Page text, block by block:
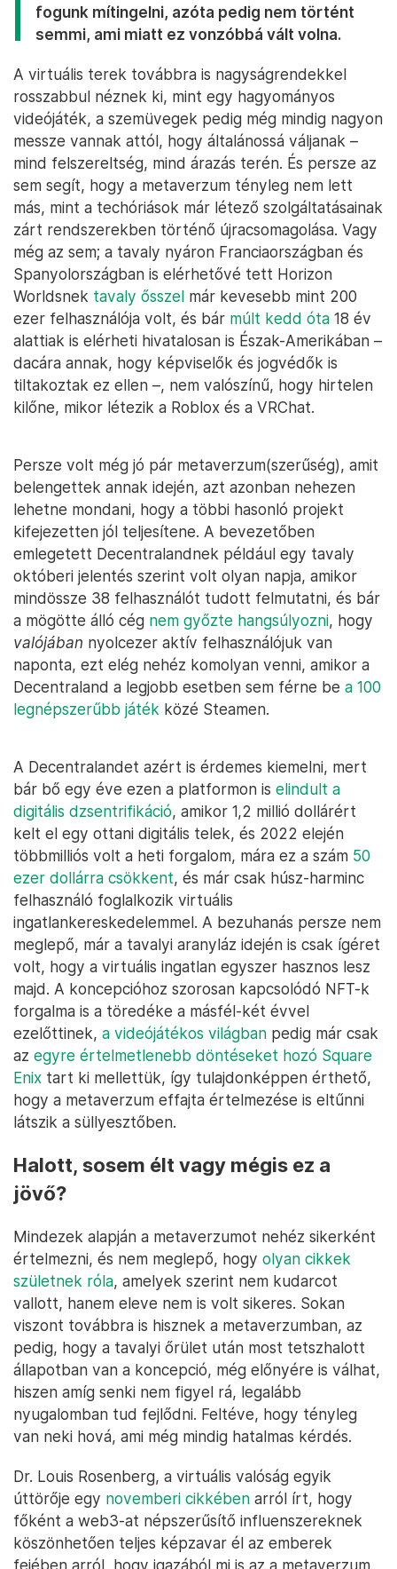
fogunk mítingelni, azóta pedig nem történt
semmi, ami miatt ez vonzóbbá vált volna.
A virtuális terek továbbra is nagyságrendekkel
rosszabbul néznek ki, mint egy hagyományos
videójáték, a szemüvegek pedig még mindig nagyon
messze vannak attól, hogy általánossá váljanak –
mind felszereltség, mind árazás terén. És persze az
sem segít, hogy a metaverzum tényleg nem lett
más, mint a techóriások már létező szolgáltatásainak
zárt rendszerekben történő újracsomagolása. Vagy
még az sem; a tavaly nyáron Franciaországban és
Spanyolországban is elérhetővé tett Horizon
Worldsnek tavaly ősszel már kevesebb mint 200
ezer felhasználója volt, és bár múlt kedd óta 18 év
alattiak is elérheti hivatalosan is Észak-Amerikában –
dacára annak, hogy képviselők és jogvédők is
tiltakoztak ez ellen –, nem valószínű, hogy hirtelen
kilőne, mikor létezik a Roblox és a VRChat.
Persze volt még jó pár metaverzum(szerűség), amit
belengettek annak idején, azt azonban nehezen
lehetne mondani, hogy a többi hasonló projekt
kifejezetten jól teljesítene. A bevezetőben
emlegetett Decentralandnek például egy tavaly
októberi jelentés szerint volt olyan napja, amikor
mindössze 38 felhasználót tudott felmutatni, és bár
a mögötte álló cég nem győzte hangsúlyozni, hogy
valójában nyolcezer aktív felhasználójuk van
naponta, ezt elég nehéz komolyan venni, amikor a
Decentraland a legjobb esetben sem férne be a 100
legnépszerűbb játék közé Steamen.
A Decentralandet azért is érdemes kiemelni, mert
bár bő egy éve ezen a platformon is elindult a
digitális dzsentrifikáció, amikor 1,2 millió dollárért
kelt el egy ottani digitális telek, és 2022 elején
többmilliós volt a heti forgalom, mára ez a szám 50
ezer dollárra csökkent, és már csak húsz-harminc
felhasználó foglalkozik virtuális
ingatlankereskedelemmel. A bezuhanás persze nem
meglepő, már a tavalyi aranyláz idején is csak ígéret
volt, hogy a virtuális ingatlan egyszer hasznos lesz
majd. A koncepcióhoz szorosan kapcsolódó NFT-k
forgalma is a töredéke a másfél-két évvel
ezelőttinek, a videójátékos világban pedig már csak
az egyre értelmetlenebb döntéseket hozó Square
Enix tart ki mellettük, így tulajdonképpen érthető,
hogy a metaverzum effajta értelmezése is eltűnni
látszik a süllyesztőben.
Halott, sosem élt vagy mégis ez a
jövő?
Mindezek alapján a metaverzumot nehéz sikerként
értelmezni, és nem meglepő, hogy olyan cikkek
születnek róla, amelyek szerint nem kudarcot
vallott, hanem eleve nem is volt sikeres. Sokan
viszont továbbra is hisznek a metaverzumban, az
pedig, hogy a tavalyi őrület után most tetszhalott
állapotban van a koncepció, még előnyére is válhat,
hiszen amíg senki nem figyel rá, legalább
nyugalomban tud fejlődni. Feltéve, hogy tényleg
van neki hová, ami még mindig hatalmas kérdés.
Dr. Louis Rosenberg, a virtuális valóság egyik
úttörője egy novemberi cikkében arról írt, hogy
főként a web3-at népszerűsítő influenszereknek
köszönhetően teljes képzavar él az emberek
fejében arról, hogy igazából mi is az a metaverzum.